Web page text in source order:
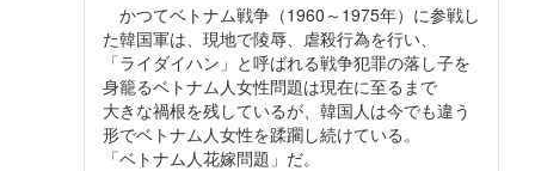
かつてベトナム戦争（1960～1975年）に参戦し
た韓国軍は、現地で陵辱、虐殺行為を行い、
「ライダイハン」と呼ばれる戦争犯罪の落し子を
身籠るベトナム人女性問題は現在に至るまで
大きな禍根を残しているが、韓国人は今でも違う
形でベトナム人女性を蹂躙し続けている。
「ベトナム人花嫁問題」だ。